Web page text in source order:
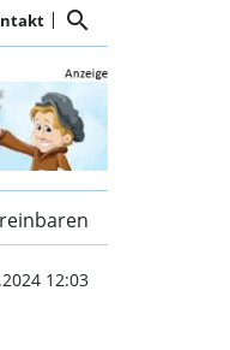
search
|
12:03